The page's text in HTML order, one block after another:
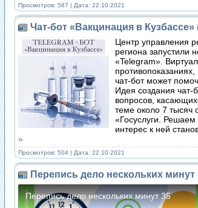
Просмотров: 587 | Дата: 22.10.2021
Чат-бот «Вакцинация в
Центр управления
региона запустили
«Telegram».
чат-бот может
Идея создания чат-
вопросов,
теме около 7 тысяч
«Госуслуги.
интерес к ней
»
Просмотров: 504 | Дата: 22.10.2021
Перепись дело нескольких минут